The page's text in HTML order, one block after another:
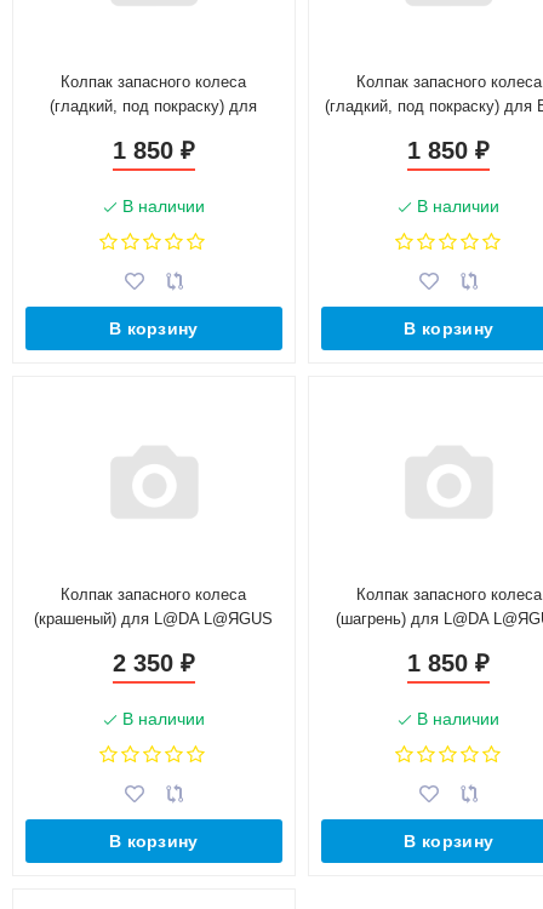
Колпак запасного колеса
(гладкий, под покраску) для
1 850 ₽
В наличии
В корзину
Колпак запасного колеса
(гладкий, под покраску) для
1 850₽
В наличии
В корзину
Колпак запасного колеса
(крашеный) для L@DA L@ЯGUS
2 350 ₽
В наличии
В корзину
Колпак запасного колеса
(шагрень) для L@DA
1 850₽
В наличии
В корзину